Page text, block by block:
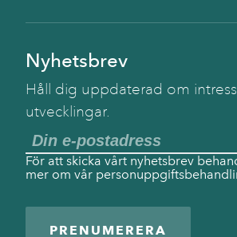
Nyhetsbrev
Håll dig uppdaterad om
utvecklingar.
För att skicka vårt nyhetsbrev
mer om vår
PRENUMERERA